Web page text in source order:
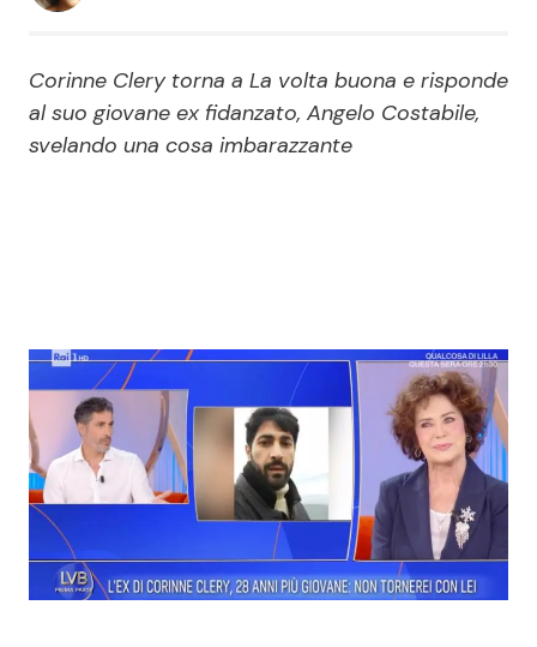
Persone Scomparse
Politica Reality e Talent
Soap Opera
News Musica
News Spettacolo
Benessere
Casa
Cucina e Ricette
Consigli di Cucina
Corinne Clery torna a La volta buona e risponde
al suo giovane ex fidanzato, Angelo Costabile,
svelando una cosa imbarazzante